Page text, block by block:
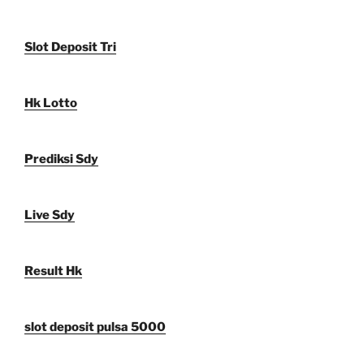
Slot Deposit Tri
Hk Lotto
Prediksi Sdy
Live Sdy
Result Hk
slot deposit pulsa 5000